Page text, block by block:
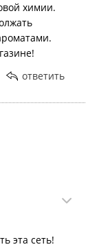
химии.
ответить
эта сеть!